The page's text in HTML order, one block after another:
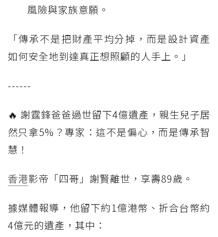
風險與家族意願。
「傳承不是把財產平均分掉，而是設計資產
如何安全地到達真正想照顧的人手上。」
------
🔥 謝霆鋒爸爸過世留下4億遺產，親生兒子居
然只拿5%？專家：這不是偏心，而是傳承智
慧！
香港影帝「四哥」謝賢離世，享壽89歲。
據媒體報導，他留下約1億港幣、折合台幣約
4億元的遺產，其中：